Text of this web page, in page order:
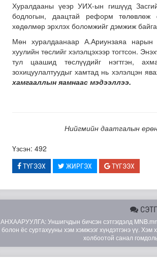
Хуралдааны үеэр УИХ-ын гишүүд
бодлогын, даацтай реформ төлөвлөж
хөдөлмөр эрхлэх боломжийг дэмжиж
Мөн хуралдаанаар А.Ариунзаяа
хуулийн төслийг хэлэлцэхээр тогтсон.
тул цаашид төслүүдийг нэгтгэн,
зохицуулалтуудыг хамтад нь хэлэлцэн
хамгааллын яамнаас мэдээллээ.
Нийгмийн даатгалын
Үзсэн: 492
ТҮГЭЭХ ЖИРГЭХ ТҮГЭЭХ
АНХААРУУЛГА: Уншигчдын бичсэн сэтгэгдэлд MNB.mn
болон ёс суртахууны хэм хэмжээг хүндэтгэнэ үү. Хэм
холбоотой санал